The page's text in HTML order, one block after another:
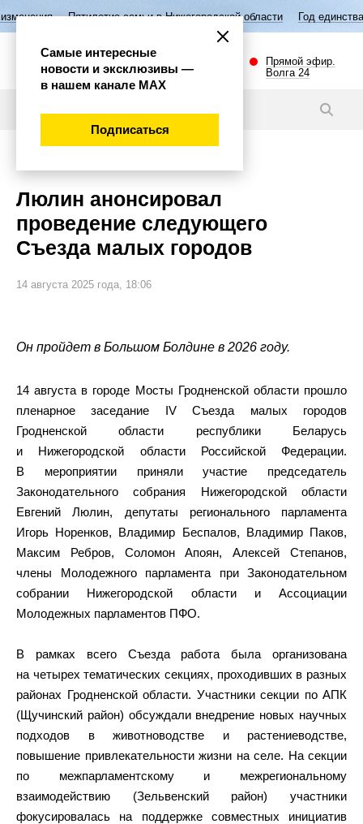
семьи в Нижегородской области Год единства народов России
Прямой эфир.
Волга 24
Люлин анонсировал
проведение следующего
Съезда малых городов
14 августа 2025 года, 18:06
Он пройдет в Большом Болдине в 2026 году.
14 августа в городе Мосты Гродненской области прошло
пленарное заседание IV Съезда малых городов
Гродненской области республики Беларусь
и Нижегородской области Российской Федерации.
В мероприятии приняли участие председатель
Законодательного собрания Нижегородской области
Евгений Люлин, депутаты регионального парламента
Игорь Норенков, Владимир Беспалов, Владимир Паков,
Максим Ребров, Соломон Апоян, Алексей Степанов,
члены Молодежного парламента при Законодательном
собрании Нижегородской области и Ассоциации
Молодежных парламентов ПФО.
В рамках всего Съезда работа была организована
на четырех тематических секциях, проходивших в разных
районах Гродненской области. Участники секции по АПК
(Щучинский район) обсуждали внедрение новых научных
подходов в животноводстве и растениеводстве,
повышение привлекательности жизни на селе. На секции
по межпарламентскому и межрегиональному
взаимодействию (Зельвенский район) участники
фокусировалась на поддержке совместных инициатив
Самые интересные
новости и эксклюзивы —
в нашем канале МАХ
Подписаться